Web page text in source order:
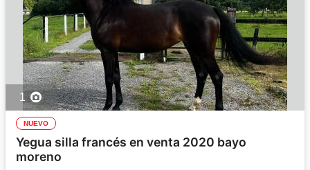
1
NUEVO
Yegua silla francés en venta 2020 bayo
moreno